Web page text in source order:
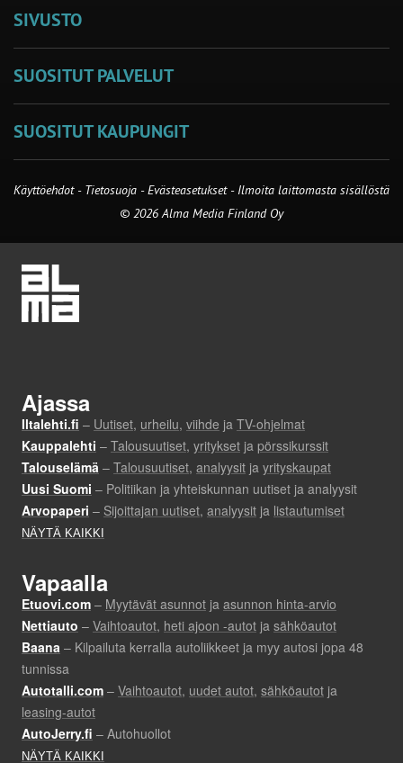
SIVUSTO
SUOSITUT PALVELUT
SUOSITUT KAUPUNGIT
Käyttöehdot - Tietosuoja -Evästeasetukset- Ilmoita laittomasta sisällöstä
© 2026 Alma Media Finland Oy